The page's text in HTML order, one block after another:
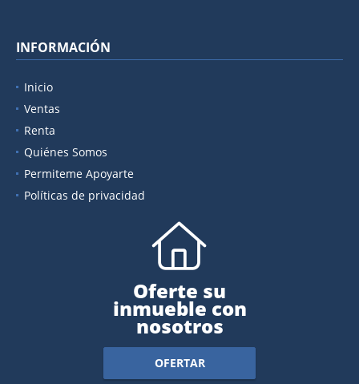
INFORMACIÓN
Inicio
Ventas
Renta
Quiénes Somos
Permiteme Apoyarte
Políticas de privacidad
Oferte su
inmueble con
nosotros
OFERTAR